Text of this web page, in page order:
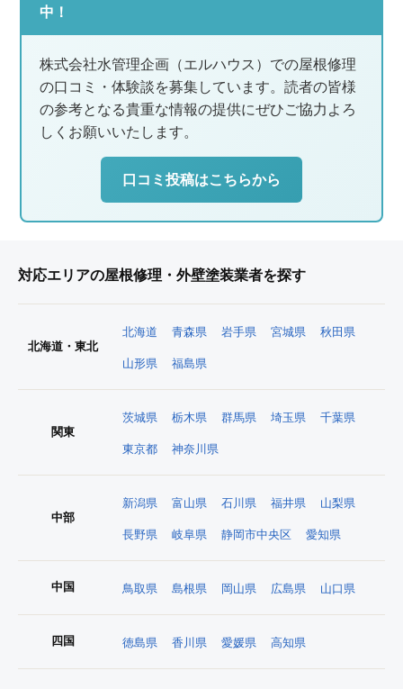
中！
株式会社水管理企画（エルハウス）での屋根修理
の口コミ・体験談を募集しています。読者の皆様
の参考となる貴重な情報の提供にぜひご協力よろ
しくお願いいたします。
口コミ投稿はこちらから
対応エリアの屋根修理・外壁塗装業者を探す
北海道・東北
北海道 青森県 岩手県 宮城県 秋田県
山形県 福島県
関東
茨城県 栃木県 群馬県 埼玉県 千葉県
東京都 神奈川県
中部
新潟県 富山県 石川県 福井県 山梨県
長野県 岐阜県 静岡市中央区 愛知県
中国 鳥取県 島根県 岡山県 広島県 山口県
四国 徳島県 香川県 愛媛県 高知県